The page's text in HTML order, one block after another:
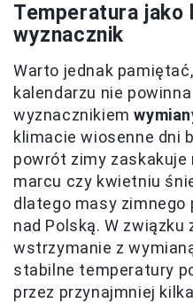
Temperatura jako
wyznacznik
Warto jednak
kalendarzu nie
wyznacznikiem
klimacie wiosenne dni
powrót zimy zaskakuje
marcu czy kwietniu
dlatego masy
nad Polską. W związku
wstrzymanie z
stabilne temperatury
przez przynajmniej